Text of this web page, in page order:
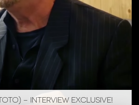
– INTERVIEW EXCLUSIVE!